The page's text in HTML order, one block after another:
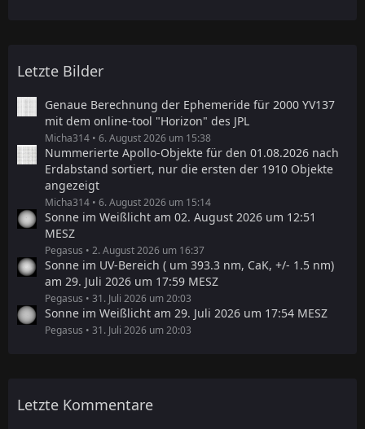
Letzte Bilder
Genaue Berechnung der Ephemeride für 2000 YV137
mit dem online-tool "Horizon" des JPL
Micha314 6. August 2026 um 15:38
Nummerierte Apollo-Objekte für den 01.08.2026 nach
Erdabstand sortiert, nur die ersten der 1910 Objekte
angezeigt
Micha314 6. August 2026 um 15:14
Sonne im Weißlicht am 02. August 2026 um 12:51
MESZ
Pegasus 2. August 2026 um 16:37
Sonne im UV-Bereich ( um 393.3 nm, CaK, +/- 1.5 nm)
am 29. Juli 2026 um 17:59 MESZ
Pegasus 31. Juli 2026 um 20:03
Sonne im Weißlicht am 29. Juli 2026 um 17:54 MESZ
Pegasus 31. Juli 2026 um 20:03
Letzte Kommentare